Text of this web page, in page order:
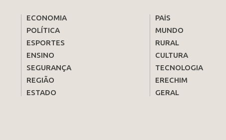
ECONOMIA
POLÍTICA
ESPORTES
ENSINO
SEGURANÇA
REGIÃO
ESTADO
PAÍS
MUNDO
RURAL
CULTURA
TECNOLOGIA
ERECHIM
GERAL